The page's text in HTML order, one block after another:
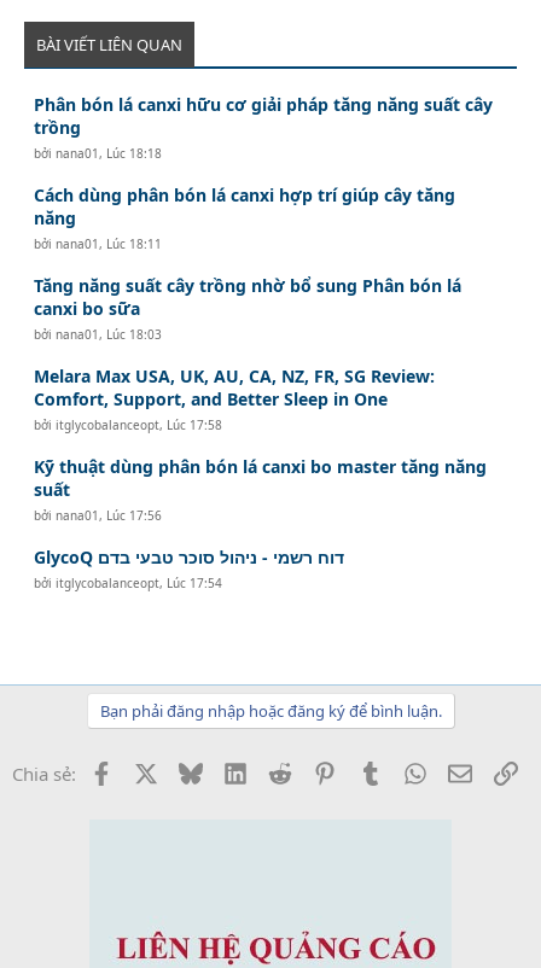
BÀI VIẾT LIÊN QUAN
Phân bón lá canxi hữu cơ giải pháp tăng năng suất cây
trồng
bởinana01 , Lúc 18:18
Cách dùng phân bón lá canxi hợp trí giúp cây tăng
năng
bởinana01 , Lúc 18:11
Tăng năng suất cây trồng nhờ bổ sung Phân bón lá
canxi bo sữa
bởinana01 , Lúc 18:03
Melara Max USA, UK, AU, CA, NZ, FR, SG Review:
Comfort, Support, and Better Sleep in One
bởiitglycobalanceopt, Lúc 17:58
Kỹ thuật dùng phân bón lá canxi bo master tăng năng
suất
bởinana01 , Lúc 17:56
GlycoQ דוח רשמי - ניהול סוכר טבעי בדם
bởiitglycobalanceopt, Lúc 17:54
Bạn phải đăng nhập hoặc đăng ký để bình luận.
Chia sẻ: Facebook BlueskyLinkedInReddit PinterestTumblrWhatsApp
Email